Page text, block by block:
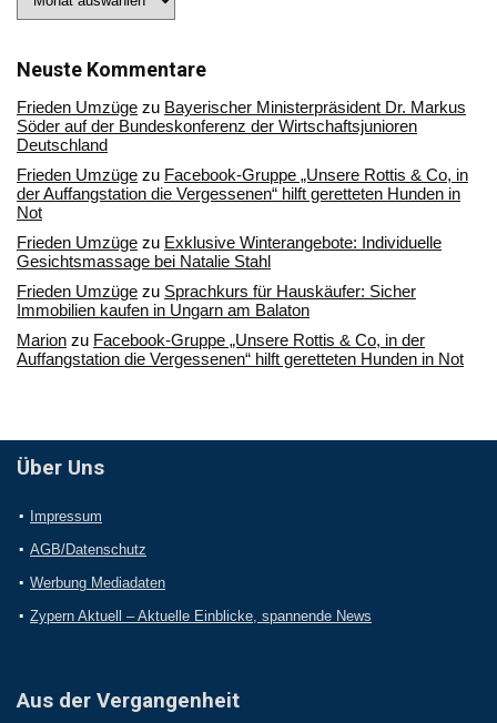
Sie
Archiv
Neuste Kommentare
Frieden Umzüge zu Bayerischer Ministerpräsident Dr. Markus
Söder auf der Bundeskonferenz der Wirtschaftsjunioren
Deutschland
Frieden Umzüge zu Facebook-Gruppe „Unsere Rottis & Co, in
der Auffangstation die Vergessenen“ hilft geretteten Hunden in
Not
Frieden Umzüge zu Exklusive Winterangebote: Individuelle
Gesichtsmassage bei Natalie Stahl
Frieden Umzüge zu Sprachkurs für Hauskäufer: Sicher
Immobilien kaufen in Ungarn am Balaton
Marion zu Facebook-Gruppe „Unsere Rottis & Co, in der
Auffangstation die Vergessenen“ hilft geretteten Hunden in Not
Über Uns
Impressum
AGB/Datenschutz
Werbung Mediadaten
Zypern Aktuell – Aktuelle Einblicke, spannende News
Aus der Vergangenheit